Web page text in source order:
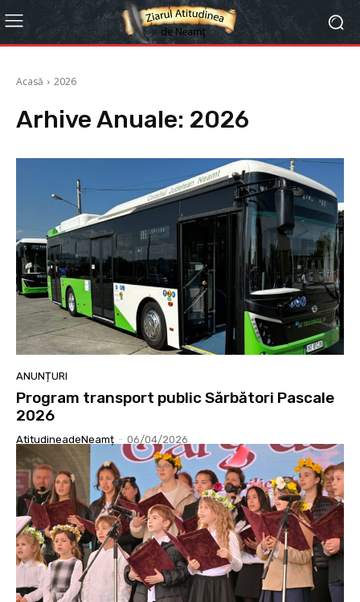
Acasă 2026
Arhive Anuale: 2026
ANUNȚURI
Program transport public Sărbători Pascale
2026
AtitudineadeNeamț - 06/04/2026